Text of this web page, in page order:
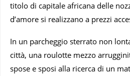
titolo di capitale africana delle
d’amore si realizzano a prezzi
In un parcheggio sterrato non
città, una roulotte mezzo
spose e sposi alla ricerca di un